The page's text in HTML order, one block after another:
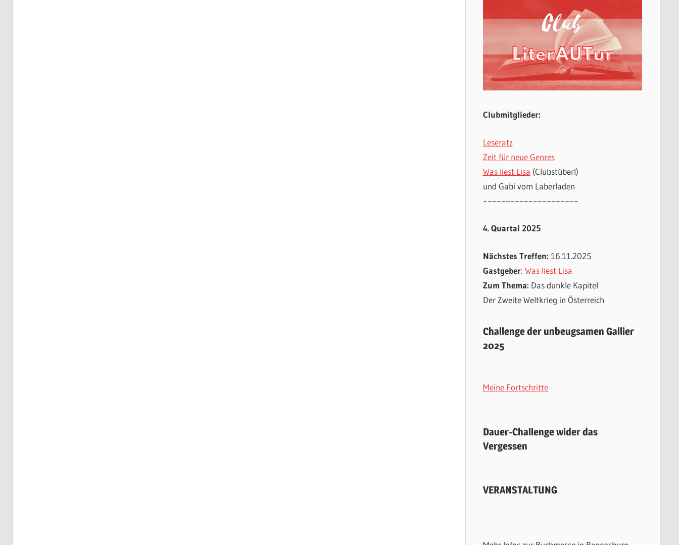
Clubmitglieder:
Leseratz
Zeit für neue Genres
Was liest Lisa (Clubstüberl)
und Gabi vom Laberladen
~~~~~~~~~~~~~~~~~~~~~
4. Quartal 2025
Nächstes Treffen: 16.11.2025
Gastgeber: Was liest Lisa
Zum Thema: Das dunkle Kapitel
Der Zweite Weltkrieg in Österreich
Challenge der unbeugsamen Gallier
2025
Meine Fortschritte
Dauer-Challenge wider das
Vergessen
VERANSTALTUNG